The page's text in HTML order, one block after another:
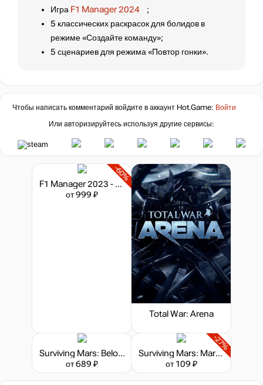
Игра F1 Manager 2024
;
5 классических раскрасок для болидов в
режиме «Создайте команду»;
5 сценариев для режима «Повтор гонки».
Чтобы написать комментарий войдите в аккаунт Hot.Game: Войти
Или авторизируйтесь используя другие сервисы:
-60%
F1 Manager 2023 - Deluxe Edition
от 999 ₽
Total War: Arena
Surviving Mars: Below and Beyond
от 689 ₽
-27%
Surviving Mars: Marsvision Song Contest
от 109 ₽